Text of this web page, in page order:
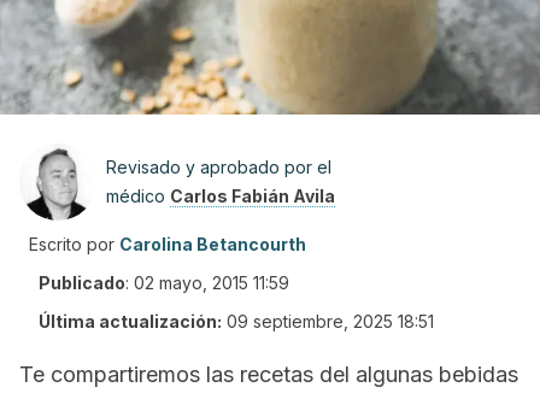
Revisado y aprobado por el
médico Carlos Fabián Avila
Escrito por Carolina Betancourth
Publicado: 02 mayo, 2015 11:59
Última actualización: 09 septiembre, 2025 18:51
Te compartiremos las recetas del algunas bebidas